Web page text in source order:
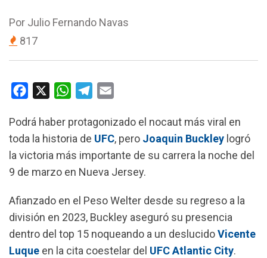
Por Julio Fernando Navas
817
c
e
b
o
k
W
a
t
s
A
p
l
e
g
r
m
a
i
l
Podrá haber protagonizado el nocaut más viral en
toda la historia de UFC, pero Joaquin Buckley logró
la victoria más importante de su carrera la noche del
9 de marzo en Nueva Jersey.
Afianzado en el Peso Welter desde su regreso a la
división en 2023, Buckley aseguró su presencia
dentro del top 15 noqueando a un deslucidoVicente
Luque en la cita coestelar del UFC Atlantic City.